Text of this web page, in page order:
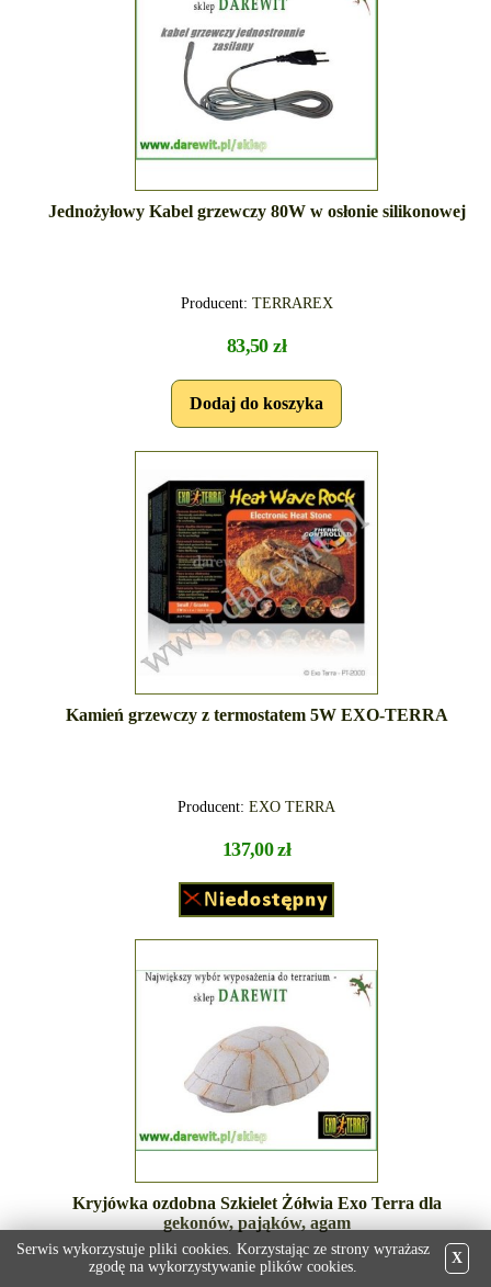
Jednożyłowy Kabel grzewczy 80W w osłonie silikonowej
Producent: TERRAREX
83,50 zł
Kamień grzewczy z termostatem 5W EXO-TERRA
Producent: EXO TERRA
137,00 zł
Kryjówka ozdobna Szkielet Żółwia Exo Terra dla
gekonów, pająków, agam
Serwis wykorzystuje pliki cookies. Korzystając ze strony wyrażasz
zgodę na wykorzystywanie plików cookies.
X